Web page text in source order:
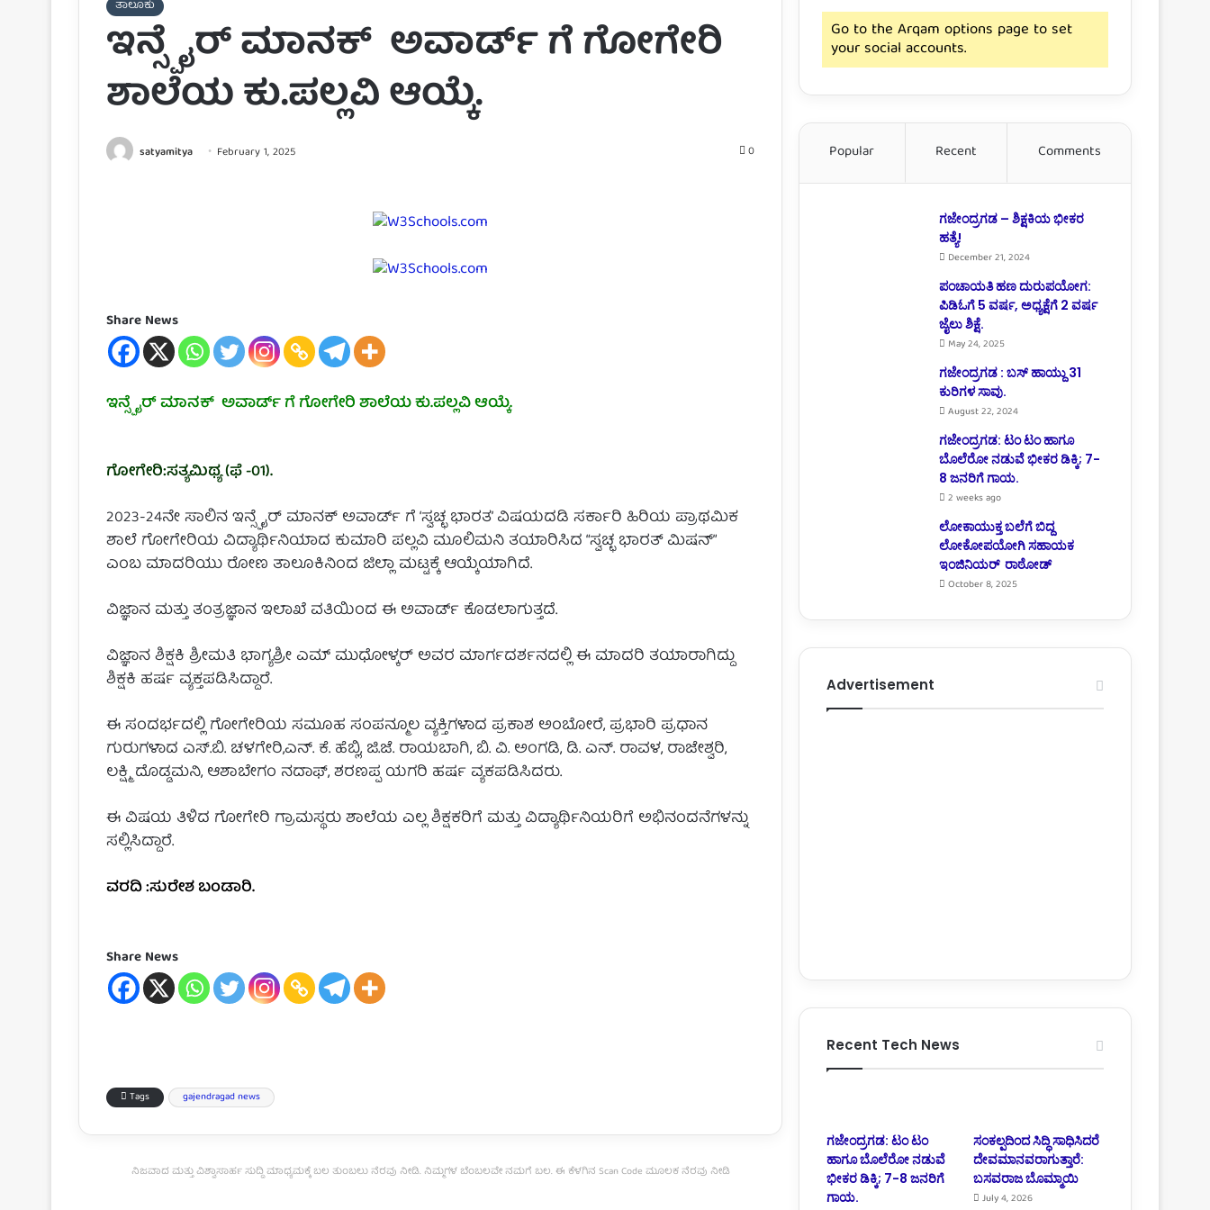
ತಾಲೂಕು
ಇನ್ಸ್ಪೈರ್ ಮಾನಕ್ ಅವಾರ್ಡ್ ಗೆ ಗೋಗೇರಿ
ಶಾಲೆಯ ಕು.ಪಲ್ಲವಿ ಆಯ್ಕೆ.
satyamitya February 1, 2025 0
Share News
ಇನ್ಸ್ಪೈರ್ ಮಾನಕ್ ಅವಾರ್ಡ್ ಗೆ ಗೋಗೇರಿ ಶಾಲೆಯ ಕು.ಪಲ್ಲವಿ ಆಯ್ಕೆ.
ಗೋಗೇರಿ:ಸತ್ಯಮಿಥ್ಯ (ಫೆ -01).
2023-24ನೇ ಸಾಲಿನ ಇನ್ಸ್ಪೈರ್ ಮಾನಕ್ ಅವಾರ್ಡ್ ಗೆ ‘ಸ್ವಚ್ಛ ಭಾರತ’ ವಿಷಯದಡಿ ಸರ್ಕಾರಿ ಹಿರಿಯ ಪ್ರಾಥಮಿಕ
ಶಾಲೆ ಗೋಗೇರಿಯ ವಿದ್ಯಾರ್ಥಿನಿಯಾದ ಕುಮಾರಿ ಪಲ್ಲವಿ ಮೂಲಿಮನಿ ತಯಾರಿಸಿದ “ಸ್ವಚ್ಛ ಭಾರತ್ ಮಿಷನ್”
ಎಂಬ ಮಾದರಿಯು ರೋಣ ತಾಲೂಕಿನಿಂದ ಜಿಲ್ಲಾ ಮಟ್ಟಕ್ಕೆ ಆಯ್ಕೆಯಾಗಿದೆ.
ವಿಜ್ಞಾನ ಮತ್ತು ತಂತ್ರಜ್ಞಾನ ಇಲಾಖೆ ವತಿಯಿಂದ ಈ ಅವಾರ್ಡ್ ಕೊಡಲಾಗುತ್ತದೆ.
ವಿಜ್ಞಾನ ಶಿಕ್ಷಕಿ ಶ್ರೀಮತಿ ಭಾಗ್ಯಶ್ರೀ ಎಮ್ ಮುಧೋಳ್ಕರ್ ಅವರ ಮಾರ್ಗದರ್ಶನದಲ್ಲಿ ಈ ಮಾದರಿ ತಯಾರಾಗಿದ್ದು
ಶಿಕ್ಷಕಿ ಹರ್ಷ ವ್ಯಕ್ತಪಡಿಸಿದ್ದಾರೆ.
ಈ ಸಂದರ್ಭದಲ್ಲಿ ಗೋಗೇರಿಯ ಸಮೂಹ ಸಂಪನ್ಮೂಲ ವ್ಯಕ್ತಿಗಳಾದ ಪ್ರಕಾಶ ಅಂಬೋರೆ, ಪ್ರಭಾರಿ ಪ್ರಧಾನ
ಗುರುಗಳಾದ ಎಸ್.ಬಿ. ಚಳಗೇರಿ,ಎನ್. ಕೆ. ಹೆಬ್ಲಿ, ಜಿ.ಜೆ. ರಾಯಬಾಗಿ, ಬಿ. ವಿ. ಅಂಗಡಿ, ಡಿ. ಎನ್. ರಾವಳ, ರಾಜೇಶ್ವರಿ,
ಲಕ್ಷ್ಮಿ ದೊಡ್ಡಮನಿ, ಆಶಾಬೇಗಂ ನದಾಫ್, ಶರಣಪ್ಪ ಯಗರಿ ಹರ್ಷ ವ್ಯಕಪಡಿಸಿದರು.
ಈ ವಿಷಯ ತಿಳಿದ ಗೋಗೇರಿ ಗ್ರಾಮಸ್ಥರು ಶಾಲೆಯ ಎಲ್ಲ ಶಿಕ್ಷಕರಿಗೆ ಮತ್ತು ವಿದ್ಯಾರ್ಥಿನಿಯರಿಗೆ ಅಭಿನಂದನೆಗಳನ್ನು
ಸಲ್ಲಿಸಿದ್ದಾರೆ.
ವರದಿ :ಸುರೇಶ ಬಂಡಾರಿ.
Share News
Tags gajendragad news
ನಿಜವಾದ ಮತ್ತು ವಿಶ್ವಾಸಾರ್ಹ ಸುದ್ದಿ ಮಾಧ್ಯಮಕ್ಕೆ ಬಲ ತುಂಬಲು ನೆರವು ನೀಡಿ. ನಿಮ್ಮಗಳ ಬೆಂಬಲವೇ ನಮಗೆ ಬಲ. ಈ ಕೆಳಗಿನ Scan Code ಮೂಲಕ ನೆರವು ನೀಡಿ
Go to the Arqam options page to set
your social accounts.
Popular Recent Comments
ಗಜೇಂದ್ರಗಡ – ಶಿಕ್ಷಕಿಯ ಭೀಕರ
ಹತ್ಯೆ!
December 21, 2024
ಪಂಚಾಯತಿ ಹಣ ದುರುಪಯೋಗ:
ಪಿಡಿಓಗೆ 5 ವರ್ಷ, ಅಧ್ಯಕ್ಷೆಗೆ 2 ವರ್ಷ
ಜೈಲು ಶಿಕ್ಷೆ.
May 24, 2025
ಗಜೇಂದ್ರಗಡ : ಬಸ್ ಹಾಯ್ದು 31
ಕುರಿಗಳ ಸಾವು.
August 22, 2024
ಗಜೇಂದ್ರಗಡ: ಟಂ ಟಂ ಹಾಗೂ
ಬೊಲೆರೋ ನಡುವೆ ಭೀಕರ ಡಿಕ್ಕಿ; 7-
8 ಜನರಿಗೆ ಗಾಯ.
2 weeks ago
ಲೋಕಾಯುಕ್ತ ಬಲೆಗೆ ಬಿದ್ದ
ಲೋಕೋಪಯೋಗಿ ಸಹಾಯಕ
ಇಂಜಿನಿಯರ್ ರಾಠೋಡ್
October 8, 2025
Advertisement
Recent Tech News
ಗಜೇಂದ್ರಗಡ: ಟಂ ಟಂ
ಹಾಗೂ ಬೊಲೆರೋ ನಡುವೆ
ಭೀಕರ ಡಿಕ್ಕಿ; 7-8 ಜನರಿಗೆ
ಗಾಯ.
ಸಂಕಲ್ಪದಿಂದ ಸಿದ್ಧಿ ಸಾಧಿಸಿದರೆ
ದೇವಮಾನವರಾಗುತ್ತಾರೆ:
ಬಸವರಾಜ ಬೊಮ್ಮಾಯಿ
July 4, 2026